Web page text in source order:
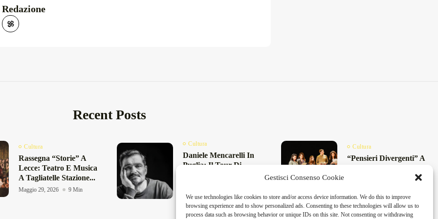
Gestisci Consenso Cookie
We use technologies like cookies to store and/or access device information. We do this to improve
browsing experience and to show personalized ads. Consenting to these technologies will allow us to
process data such as browsing behavior or unique IDs on this site. Not consenting or withdrawing
Redazione
Recent Posts
Cultura
Rassegna “Storie” A
Lecce: Teatro E Musica
A Tagliatelle Stazione...
Maggio 29, 2026 9 Min
Cultura
Daniele Mencarelli In
Puglia: Il Tour Di
Maggio 27, 2026 8 Min
Cultura
“Pensieri Divergenti” A